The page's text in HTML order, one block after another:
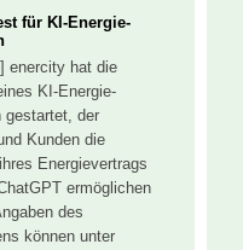
für KI-Energie-
enercity hat die
KI-Energie-
gestartet, der
Kunden die
Energievertrags
ermöglichen
des
können unter